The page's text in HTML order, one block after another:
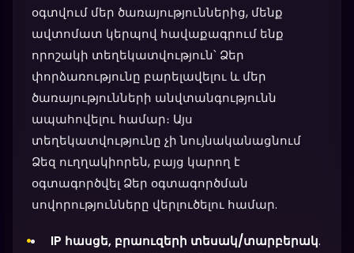
օգտվում մեր ծառայություններից, մենք
ավտոմատ կերպով հավաքագրում ենք
որոշակի տեղեկատվություն՝ Ձեր
փորձառությունը բարելավելու և մեր
ծառայությունների անվտանգությունն
ապահովելու համար։ Այս
տեղեկատվությունը չի նույնականացնում
Ձեզ ուղղակիորեն, բայց կարող է
օգտագործվել Ձեր օգտագործման
սովորությունները վերլուծելու համար.
IP հասցե, բրաուզերի տեսակ/տարբերակ.